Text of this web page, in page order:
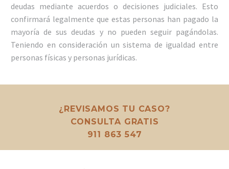
deudas mediante acuerdos o decisiones judiciales. Esto
confirmará legalmente que estas personas han pagado la
mayoría de sus deudas y no pueden seguir pagándolas.
Teniendo en consideración un sistema de igualdad entre
personas físicas y personas jurídicas.
¿REVISAMOS TU CASO?
CONSULTA GRATIS
911 863 547